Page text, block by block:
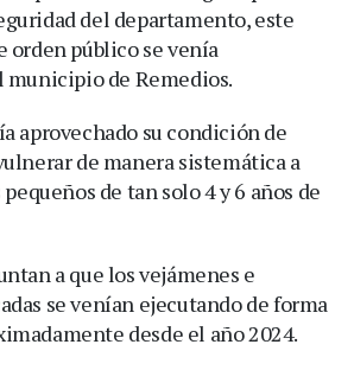
del departamento, este
orden público se venía
de Remedios.
aprovechado su condición de
de manera sistemática a
de tan solo 4 y 6 años de
a que los vejámenes e
se venían ejecutando de forma
desde el año 2024.